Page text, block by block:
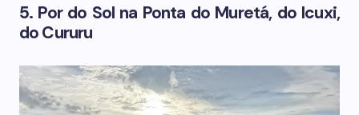
5. Por do Sol na Ponta do Muretá, do Icuxi,
do Cururu